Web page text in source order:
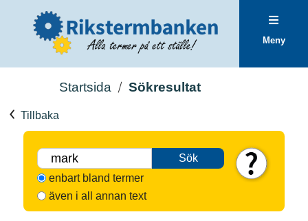
Meny
Startsida Sökresultat
Tillbaka
Sök
enbart bland termer
även i all annan text